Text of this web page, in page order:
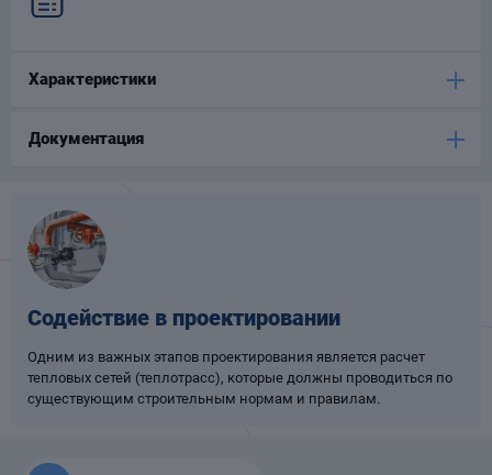
Характеристики
Документация
Содействие в проектировании
Одним из важных этапов проектирования является расчет
тепловых сетей (теплотрасс), которые должны проводиться по
существующим строительным нормам и правилам.